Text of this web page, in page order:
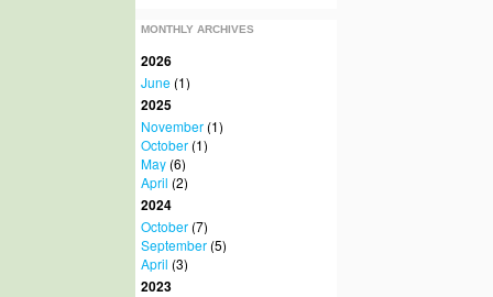
MONTHLY ARCHIVES
2026
June(1)
2025
November(1)
October(1)
May(6)
April (2)
2024
October(7)
September(5)
April (3)
2023